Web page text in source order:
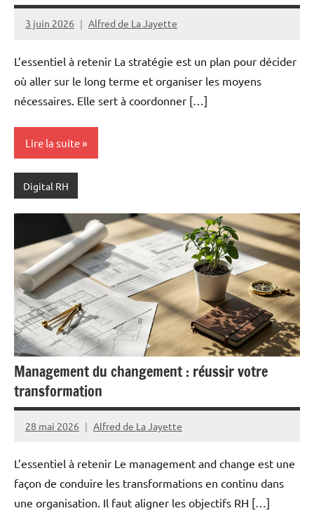
3 juin 2026 Alfred de La Jayette
L’essentiel à retenir La stratégie est un plan pour décider
où aller sur le long terme et organiser les moyens
nécessaires. Elle sert à coordonner […]
Lire la suite
Digital RH
Management du changement : réussir votre
transformation
28 mai 2026 Alfred de La Jayette
L’essentiel à retenir Le management and change est une
façon de conduire les transformations en continu dans
une organisation. Il faut aligner les objectifs RH […]